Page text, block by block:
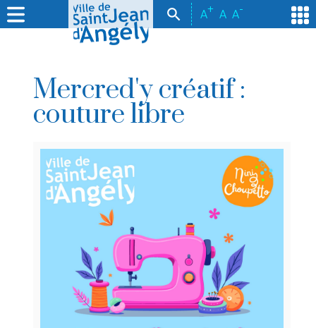
A+ A A-
Mercred'y créatif :
couture libre